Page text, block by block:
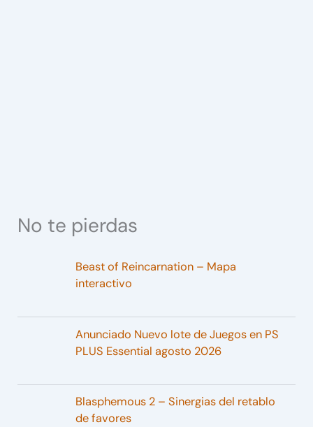
No te pierdas
Beast of Reincarnation – Mapa
interactivo
Anunciado Nuevo lote de Juegos en PS
PLUS Essential agosto 2026
Blasphemous 2 – Sinergias del retablo
de favores